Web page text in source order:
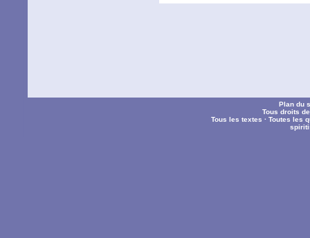
Plan du
Tous droits
Tous les textes ·Toutes les